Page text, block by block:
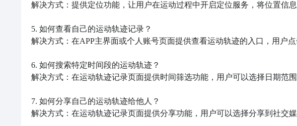
解决方式：提供定位功能，让用户在运动过程中开启定位服务，将位置信息
5. 如何查看自己的运动轨迹记录？
解决方式：在APP主界面或个人账号页面提供查看运动轨迹的入口，用户点
6. 如何搜索特定时间段的运动轨迹？
解决方式：在运动轨迹记录页面提供时间筛选功能，用户可以选择日期范
7. 如何分享自己的运动轨迹给他人？
解决方式：在运动轨迹记录页面提供分享功能，用户可以选择分享到社交